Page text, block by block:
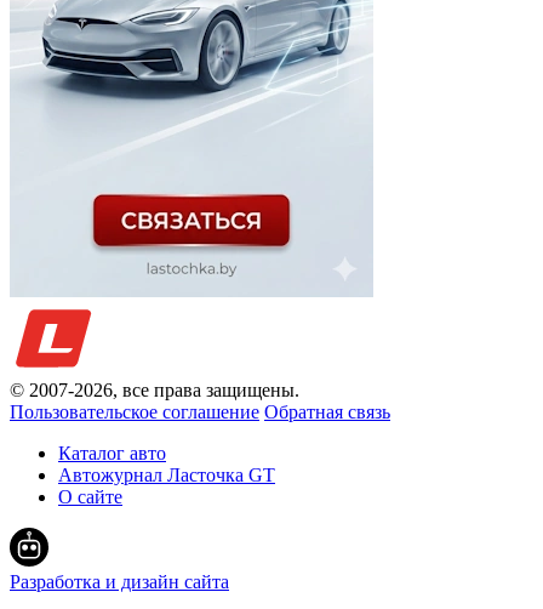
© 2007-2026, все права защищены.
Пользовательское соглашение Обратная связь
Каталог авто
Автожурнал Ласточка GT
О сайте
Разработка и дизайн сайта